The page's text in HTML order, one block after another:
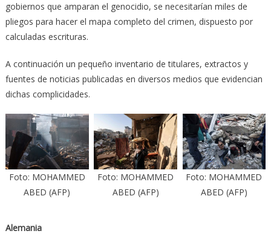
gobiernos que amparan el genocidio, se necesitarían miles de
pliegos para hacer el mapa completo del crimen, dispuesto por
calculadas escrituras.
A continuación un pequeño inventario de titulares, extractos y
fuentes de noticias publicadas en diversos medios que evidencian
dichas complicidades.
Foto: MOHAMMED
ABED (AFP)
Foto: MOHAMMED
ABED (AFP)
Foto: MOHAMMED
ABED (AFP)
Alemania